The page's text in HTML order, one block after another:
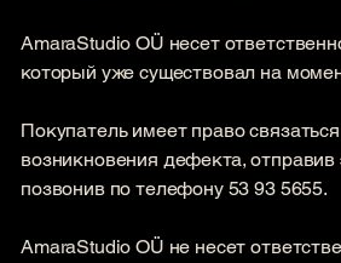
​AmaraStudio OÜ несет
который уже существовал на
​Покупатель имеет право
возникновения дефекта,
позвонив по телефону 53 93 5655.
​AmaraStudio OÜ не несет